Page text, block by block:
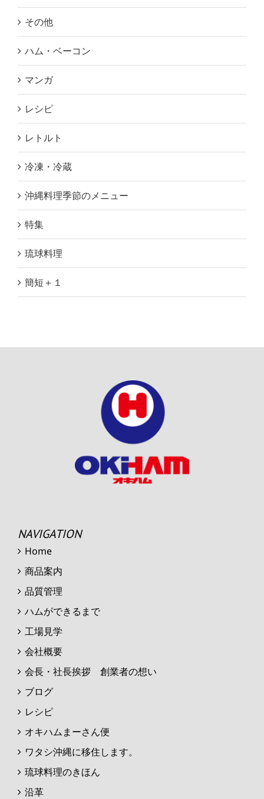
その他
ハム・ベーコン
マンガ
レシピ
レトルト
冷凍・冷蔵
沖縄料理季節のメニュー
特集
琉球料理
簡短＋１
NAVIGATION
Home
商品案内
品質管理
ハムができるまで
工場見学
会社概要
会長・社長挨拶 創業者の想い
ブログ
レシピ
オキハムまーさん便
ワタシ沖縄に移住します。
琉球料理のきほん
沿革